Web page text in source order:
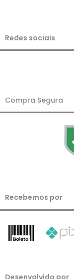
Redes sociais
Compra Segura
Recebemos por